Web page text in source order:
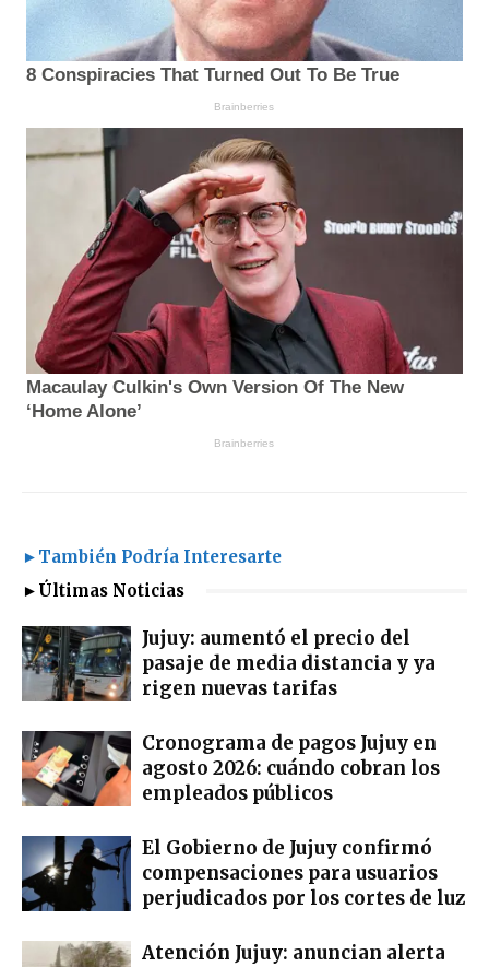
►También Podría Interesarte
►Últimas Noticias
Jujuy: aumentó el precio del
pasaje de media distancia y ya
rigen nuevas tarifas
Cronograma de pagos Jujuy en
agosto 2026: cuándo cobran los
empleados públicos
El Gobierno de Jujuy confirmó
compensaciones para usuarios
perjudicados por los cortes de luz
Atención Jujuy: anuncian alerta